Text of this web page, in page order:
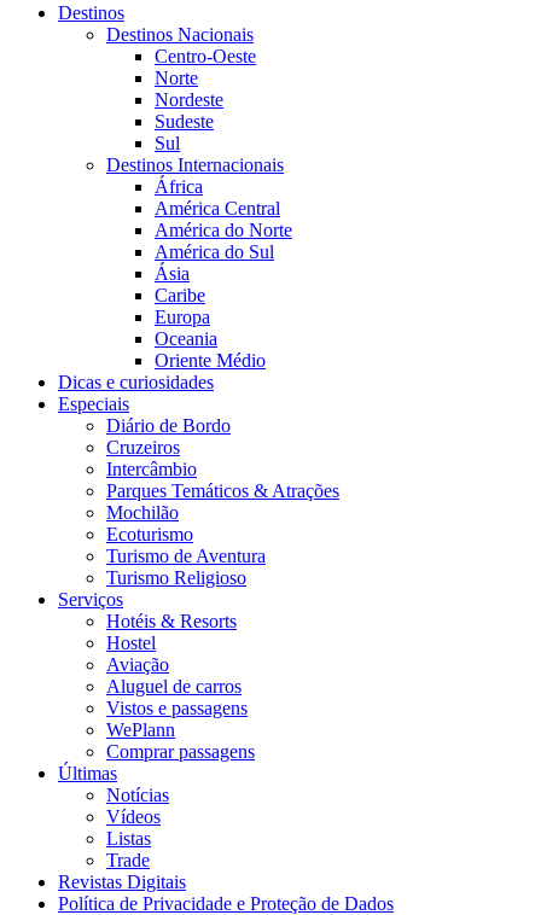
Destinos
Destinos Nacionais
Centro-Oeste
Norte
Nordeste
Sudeste
Sul
Destinos Internacionais
África
América Central
América do Norte
América do Sul
Ásia
Caribe
Europa
Oceania
Oriente Médio
Dicas e curiosidades
Especiais
Diário de Bordo
Cruzeiros
Intercâmbio
Parques Temáticos & Atrações
Mochilão
Ecoturismo
Turismo de Aventura
Turismo Religioso
Serviços
Hotéis & Resorts
Hostel
Aviação
Aluguel de carros
Vistos e passagens
WePlann
Comprar passagens
Últimas
Notícias
Vídeos
Listas
Trade
Revistas Digitais
Política de Privacidade e Proteção de Dados